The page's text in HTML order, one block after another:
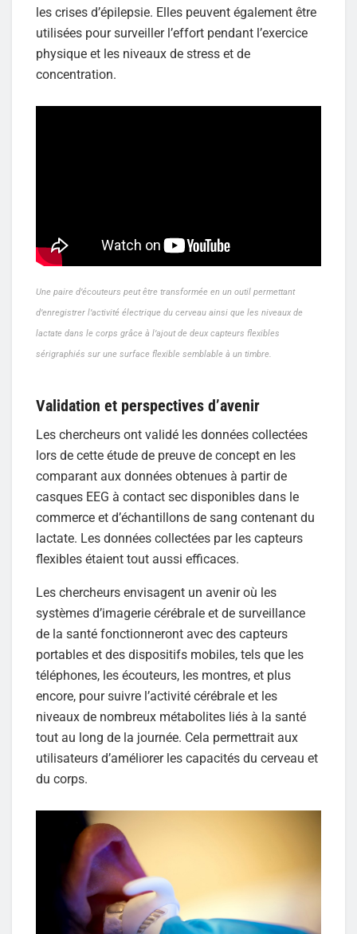
les crises d’épilepsie. Elles peuvent également être
utilisées pour surveiller l’effort pendant l’exercice
physique et les niveaux de stress et de
concentration.
Une paire d’écouteurs peut être transformée en un outil permettant
d’enregistrer l’activité électrique du cerveau ainsi que les niveaux de
lactate dans le corps grâce à l’ajout de deux capteurs flexibles
sérigraphiés sur une surface flexible semblable à un timbre.
Validation et perspectives d’avenir
Les chercheurs ont validé les données collectées
lors de cette étude de preuve de concept en les
comparant aux données obtenues à partir de
casques EEG à contact sec disponibles dans le
commerce et d’échantillons de sang contenant du
lactate. Les données collectées par les capteurs
flexibles étaient tout aussi efficaces.
Les chercheurs envisagent un avenir où les
systèmes d’imagerie cérébrale et de surveillance
de la santé fonctionneront avec des capteurs
portables et des dispositifs mobiles, tels que les
téléphones, les écouteurs, les montres, et plus
encore, pour suivre l’activité cérébrale et les
niveaux de nombreux métabolites liés à la santé
tout au long de la journée. Cela permettrait aux
utilisateurs d’améliorer les capacités du cerveau et
du corps.